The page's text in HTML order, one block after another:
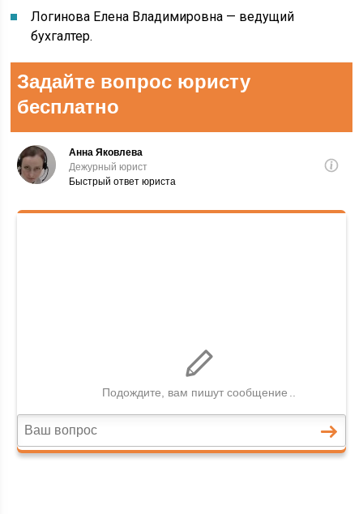
Логинова Елена Владимировна — ведущий
бухгалтер.